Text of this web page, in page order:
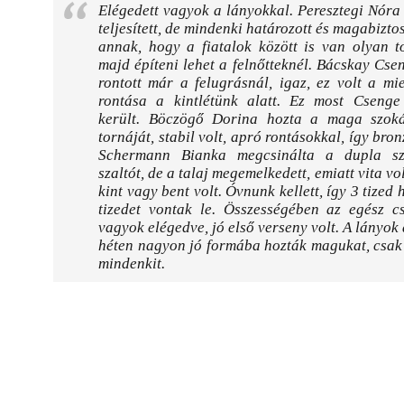
Elégedett vagyok a lányokkal. Peresztegi Nóra
teljesített, de mindenki határozott és
annak, hogy a fiatalok között is van olyan
majd építeni lehet a felnőtteknél. Bácskay
rontott már a felugrásnál, igaz, ez volt a
rontása a kintlétünk alatt. Ez most Csenge
került. Böczögő Dorina hozta a maga
tornáját, stabil volt, apró rontásokkal, így
Schermann Bianka megcsinálta a dupla
szaltót, de a talaj megemelkedett, emiatt vita
kint vagy bent volt. Óvnunk kellett, így 3 tized
tizedet vontak le. Összességében az egész
vagyok elégedve, jó első verseny volt. A lányok
héten nagyon jó formába hozták magukat,
mindenkit.